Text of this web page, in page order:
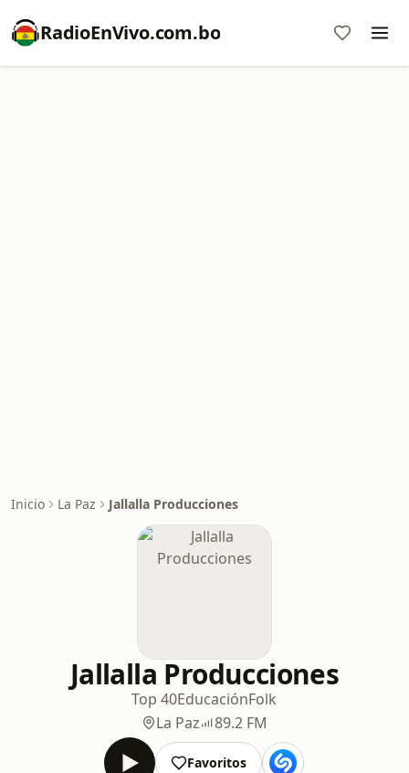
RadioEnVivo.com.bo
Inicio La Paz Jallalla Producciones
Jallalla Producciones
Top 40EducaciónFolk
La Paz
89.2 FM
Favoritos